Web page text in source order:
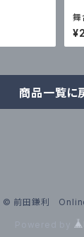
舞
商品一覧に
© 前田鎌利